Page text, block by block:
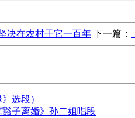
决在农村干它一百年 下一篇：
选段）
子离婚》孙二姐唱段